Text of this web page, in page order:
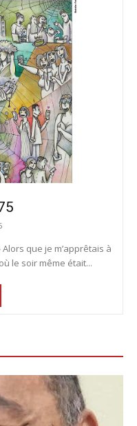
que je m’apprêtais à
le soir même était...